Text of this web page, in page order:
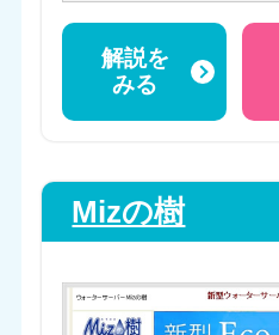
解説を
みる
Mizの樹